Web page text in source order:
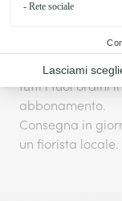
9,99€
Interflora +
17,99€. Questa
tutti i tuoi ordini
abbonamento.
Consegna in
un fiorista locale.